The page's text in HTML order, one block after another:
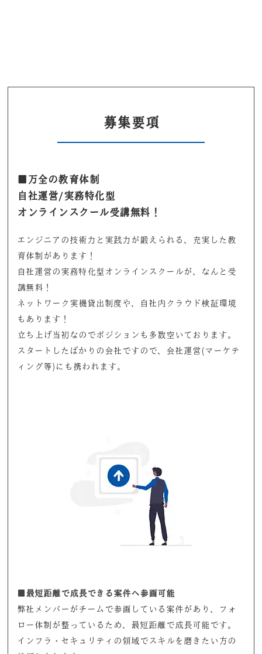
募集要項
■万全の教育体制
自社運営/実務特化型
オンラインスクール受講無料！
エンジニアの技術力と実践力が鍛えられる、充実した教
育体制があります！
自社運営の実務特化型オンラインスクールが、なんと受
講無料！
ネットワーク実機貸出制度や、自社内クラウド検証環境
もあります！
立ち上げ当初なのでポジションも多数空いております。
スタートしたばかりの会社ですので、会社運営(マーケテ
ィング等)にも携われます。
■最短距離で成長できる案件へ参画可能
弊社メンバーがチームで参画している案件があり、フォ
ロー体制が整っているため、最短距離で成長可能です。
インフラ・セキュリティの領域でスキルを磨きたい方の